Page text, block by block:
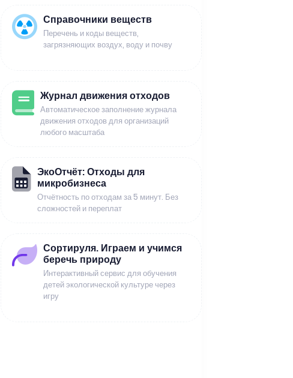
Справочники веществ
Перечень и коды веществ,
загрязняющих воздух, воду и почву
Журнал движения отходов
Автоматическое заполнение журнала
движения отходов для организаций
любого масштаба
ЭкоОтчёт: Отходы для
микробизнеса
Отчётность по отходам за 5 минут. Без
сложностей и переплат
Сортируля. Играем и учимся
беречь природу
Интерактивный сервис для обучения
детей экологической культуре через
игру